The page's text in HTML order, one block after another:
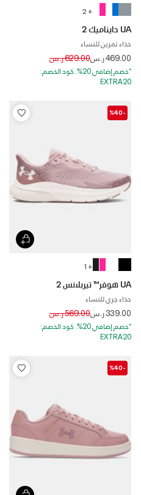
+ 2
UA دايناميك 2
حذاء تمرين للنساء
469.00 ر.س Price reduced from
629.00 ر.س to
*خصم إضافي 20%. كود الخصم:
EXTRA20
-%40
+ 1
UA هوفر™ تيربلانس 2
حذاء جري للنساء
339.00 ر.س Price reduced from
569.00 ر.س to
*خصم إضافي 20%. كود الخصم:
EXTRA20
-%40